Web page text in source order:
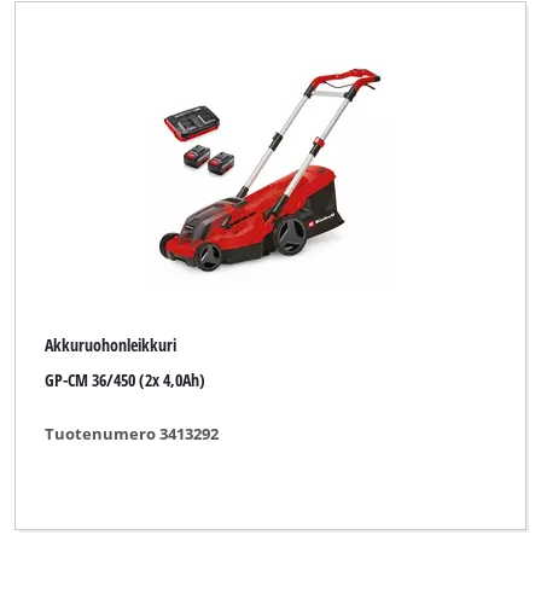
Akkuruohonleikkuri
GP-CM 36/450 (2x 4,0Ah)
Tuotenumero 3413292